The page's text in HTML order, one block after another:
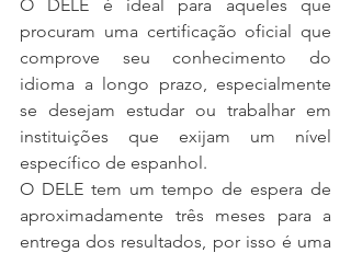
O DELE é ideal para aqueles que
procuram uma certificação oficial que
comprove seu conhecimento do
idioma a longo prazo, especialmente
se desejam estudar ou trabalhar em
instituições que exijam um nível
específico de espanhol.
O DELE tem um tempo de espera de
aproximadamente três meses para a
entrega dos resultados, por isso é uma